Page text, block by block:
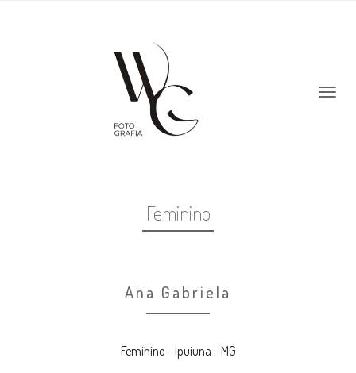
Feminino
Ana Gabriela
Feminino - Ipuiuna - MG